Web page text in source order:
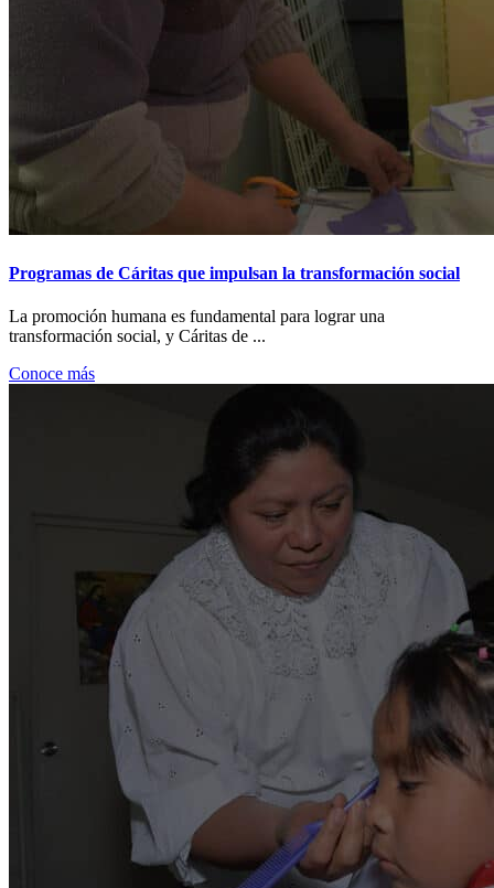
Programas de Cáritas que impulsan la transformación social
La promoción humana es fundamental para lograr una
transformación social, y Cáritas de ...
Conoce más